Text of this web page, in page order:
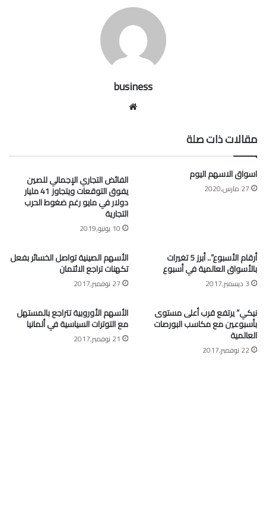
business
مقالات ذات صلة
اسواق الاسهم اليوم
27 مارس,2020
الفائض التجاري الإجمالي للصين
يفوق التوقعات ويتجاوز 41 مليار
دولار في مايو رغم ضغوط الحرب
التجارية
10 يونيو,2019
أرقام الأسبوع”.. أبرز 5 تغيرات
بالأسواق العالمية في أسبوع
3 ديسمبر,2017
الأسهم الصينية تواصل الخسائر بفعل
تكهنات تراجع الائتمان
27 نوفمبر,2017
نيكي” يرتفع قرب أعلى مستوى
بأسبوعين مع مكاسب البورصات
العالمية
22 نوفمبر,2017
الأسهم الأوروبية تتراجع بالمستهل
مع التوترات السياسية في ألمانيا
21 نوفمبر,2017